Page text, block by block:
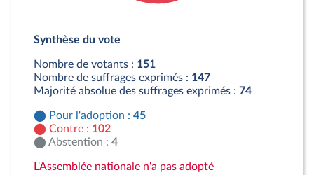
Contre : 102 députés
Synthèse du vote
Nombre de votants : 151
Nombre de suffrages exprimés : 147
Majorité absolue des suffrages exprimés : 74
Pour l'adoption : 45
Contre : 102
Abstention : 4
L'Assemblée nationale n'a pas adopté